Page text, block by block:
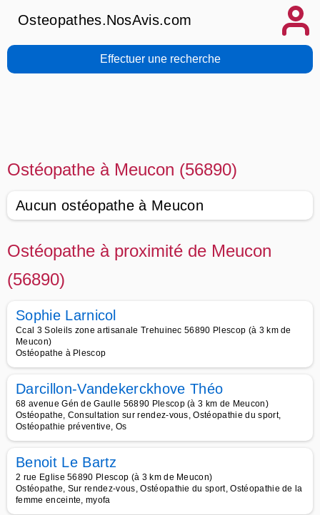
Osteopathes.NosAvis.com
Effectuer une recherche
Ostéopathe à Meucon (56890)
Aucun ostéopathe à Meucon
Ostéopathe à proximité de Meucon
(56890)
Sophie Larnicol
Ccal 3 Soleils zone artisanale Trehuinec 56890 Plescop (à 3 km de
Meucon)
Ostéopathe à Plescop
Darcillon-Vandekerckhove Théo
68 avenue Gén de Gaulle 56890 Plescop (à 3 km de Meucon)
Ostéopathe, Consultation sur rendez-vous, Ostéopathie du sport,
Ostéopathie préventive, Os
Benoit Le Bartz
2 rue Eglise 56890 Plescop (à 3 km de Meucon)
Ostéopathe, Sur rendez-vous, Ostéopathie du sport, Ostéopathie de la
femme enceinte, myofa